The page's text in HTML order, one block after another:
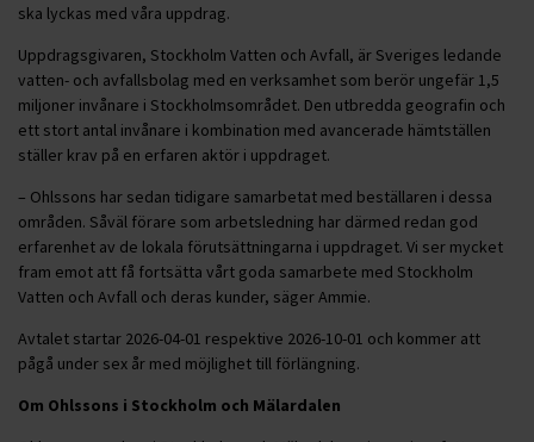
ska lyckas med våra uppdrag.
Uppdragsgivaren, Stockholm Vatten och Avfall, är Sveriges ledande
vatten- och avfallsbolag med en verksamhet som berör ungefär 1,5
miljoner invånare i Stockholmsområdet. Den utbredda geografin och
ett stort antal invånare i kombination med avancerade hämtställen
ställer krav på en erfaren aktör i uppdraget.
– Ohlssons har sedan tidigare samarbetat med beställaren i dessa
områden. Såväl förare som arbetsledning har därmed redan god
erfarenhet av de lokala förutsättningarna i uppdraget. Vi ser mycket
fram emot att få fortsätta vårt goda samarbete med Stockholm
Vatten och Avfall och deras kunder, säger Ammie.
Avtalet startar 2026-04-01 respektive 2026-10-01 och kommer att
pågå under sex år med möjlighet till förlängning.
Om Ohlssons i Stockholm och Mälardalen